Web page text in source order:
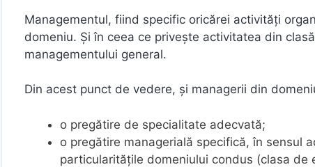
Managementul, fiind specific oricărei activități
domeniu. Şi în ceea ce privește activitatea din
managementului general.
Din acest punct de vedere, şi managerii din
o pregătire de specialitate adecvată;
o pregătire managerială specifică, în sensul
particularităţile domeniului condus (clasa